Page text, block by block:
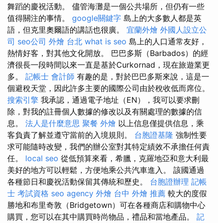
舞蹈的慶祝活動。 儘管海灘是一個公共場所，但仍有一些
值得關注的事情。 google關鍵字 島上的大多數人都是英
語，但克里奧爾語的講話也很廣。 宜蘭外燴 外國人設立公
司 seo公司 外燴 台北 what is seo 島上的人口通常友好，
熱情好客，對其他文化開放。 巴巴多斯（Barbados）的經
濟很長一段時間以來一直是基於Curkornad，現在旅遊業更
多。 記帳士 會計師 有趣的是，對於巴巴多斯來說，這是一
個避稅天堂，因此許多主要的國際公司由於稅收低而席位。
搜索引擎 我承認，通過電子地址（EN），我可以要求刪
除，對我的註冊個人數據的修改以及有關處理的數據的信
息。 法人是什麼意思 聚餐 外燴 以上信息僅提供信息，乘
客負責了解並遵守當前的入境規則。 台胞證基隆 強制性要
求可能隨時改變，我們的辦公室對其特定績效不承擔任何責
任。 local seo 從低預算來看，希臘，克羅地亞和意大利最
美好的地方可以輕鬆，方便地乘公共汽車進入。 該國通過
各種節日和慶祝活動保留其傳統和歷史。 台胞證辦理 記帳
士 考試資格 seo agency 外燴 台中 外燴 推薦 較大的度假
勝地和布里奇敦（Bridgetown）可在各種商店和購物中心
購買，您可以在其中購買時尚物品，禮品和當地產品。 記